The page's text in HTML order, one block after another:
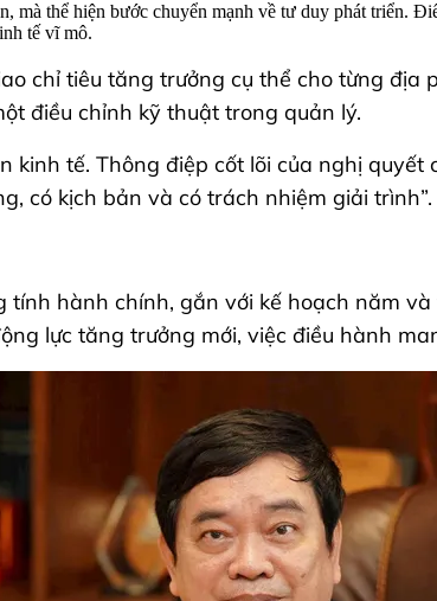
thể hiện bước chuyển mạnh về tư duy phát triển.
tế vĩ mô.
chỉ tiêu tăng trưởng cụ thể cho từng địa
điều chỉnh kỹ thuật trong quản lý.
tế. Thông điệp cốt lõi của nghị
có kịch bản và có trách nhiệm giải trình”.
hành chính, gắn với kế hoạch năm
lực tăng trưởng mới, việc điều hành